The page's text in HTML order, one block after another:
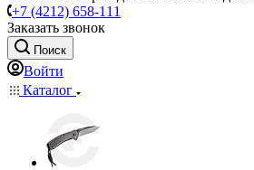
+7 (4212) 658-111
Заказать звонок
Поиск
Войти
Каталог